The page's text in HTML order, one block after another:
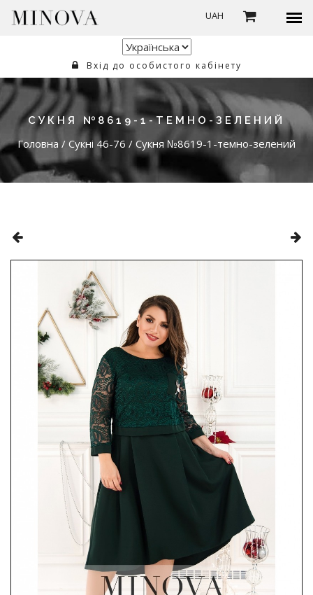
UAH
Вхід до особистого кабінету
СУКНЯ №8619-1-ТЕМНО-ЗЕЛЕНИЙ
Головна / Сукні 46-76 / Сукня №8619-1-темно-зелений